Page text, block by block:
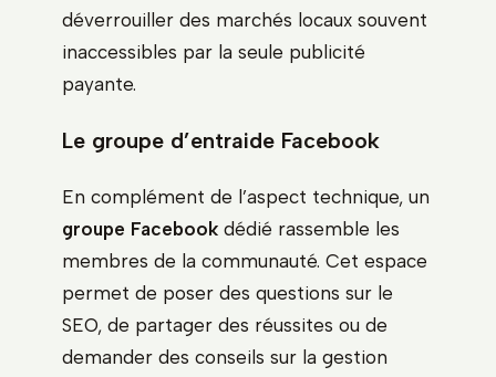
déverrouiller des marchés locaux souvent
inaccessibles par la seule publicité
payante.
Le groupe d’entraide Facebook
En complément de l’aspect technique, un
groupe Facebook dédié rassemble les
membres de la communauté. Cet espace
permet de poser des questions sur le
SEO, de partager des réussites ou de
demander des conseils sur la gestion